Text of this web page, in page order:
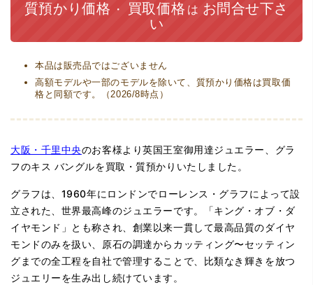
質預かり価格 ・ 買取価格 は お問合せ下さ
い
本品は販売品ではございません
高額モデルや一部のモデルを除いて、質預かり価格は買取価
格と同額です。（2026/8時点）
大阪・千里中央のお客様より英国王室御用達ジュエラー、グラ
フのキス バングルを買取・質預かりいたしました。
グラフは、1960年にロンドンでローレンス・グラフによって設
立された、世界最高峰のジュエラーです。「キング・オブ・ダ
イヤモンド」とも称され、創業以来一貫して最高品質のダイヤ
モンドのみを扱い、原石の調達からカッティング〜セッティン
グまでの全工程を自社で管理することで、比類なき輝きを放つ
ジュエリーを生み出し続けています。